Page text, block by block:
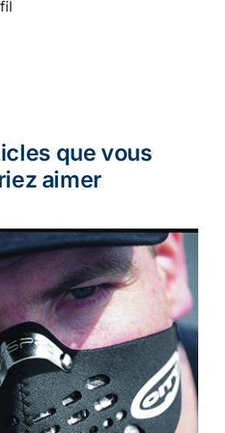
que vous
aimer